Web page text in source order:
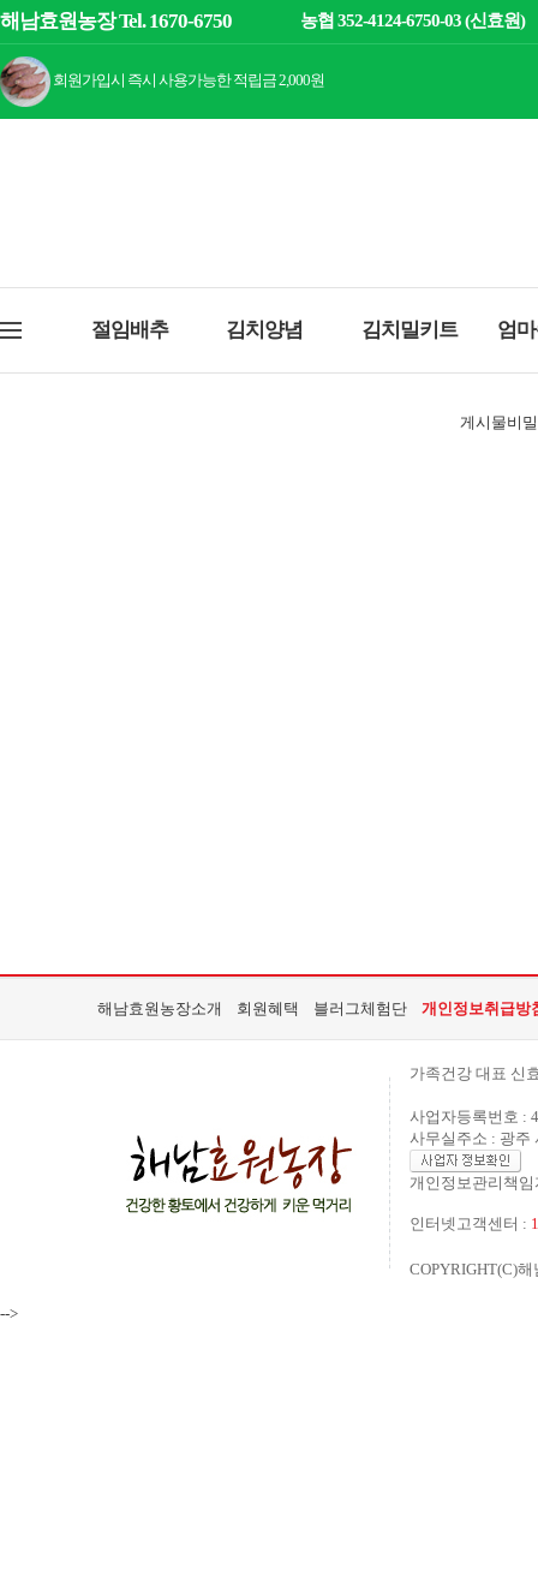
해남효원농장 Tel. 1670-6750 농협 352-4124-6750-03 (신효원)
회원가입시 즉시 사용가능한 적립금 2,000원
절임배추 김치양념 김치밀키트 엄
게시물비
해남효원농장소개 회원혜택 블러그체험단 개인정보취급방
가족건강 대표 신
사업자등록번호 :
사무실주소 : 광주
개인정보관리책
인터넷고객센터 :
COPYRIGHT(C)
-->